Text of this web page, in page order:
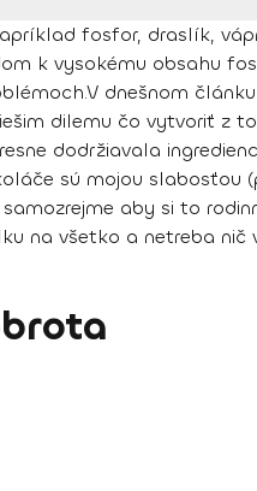
fosfor, draslík,
k vysokému obsahu
dnešnom
dilemu čo vytvoriť z
dodržiavala
sú mojou slabosťou
aby si to
na všetko a netreba nič